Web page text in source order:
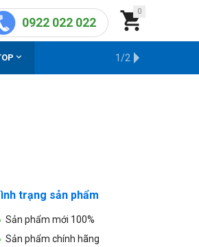
0

0922 022 022
 KHO HÀNG CŨ
1/2
trạng sản phẩm
Sản phẩm mới 100%
Sản phẩm chính hãng